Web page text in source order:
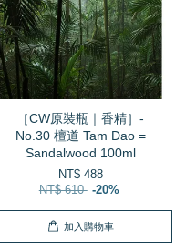
［CW原裝瓶｜香精］-
No.30 檀道 Tam Dao =
Sandalwood 100ml
NT$ 488
NT$ 610 -20%
加入購物車